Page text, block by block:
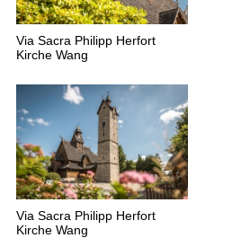
Via Sacra Philipp Herfort
Kirche Wang
Via Sacra Philipp Herfort
Kirche Wang